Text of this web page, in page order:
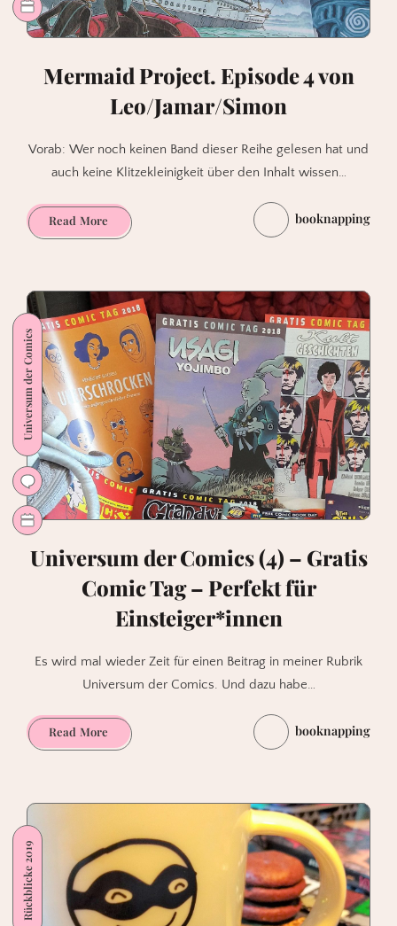
Mermaid Project. Episode 4 von
Leo/Jamar/Simon
Vorab: Wer noch keinen Band dieser Reihe gelesen hat und
auch keine Klitzekleinigkeit über den Inhalt wissen…
Read MoreMermaid
Project.
von
Leo/Jamar/Simon
booknapping
Universum der Comics
Universum der Comics (4) – Gratis
Comic Tag – Perfekt für
Einsteiger*innen
Es wird mal wieder Zeit für einen Beitrag in meiner Rubrik
Universum der Comics. Und dazu habe…
Read MoreUniversum
der
Comic
Tag
–
Perfekt
booknapping
Rückblicke 2019